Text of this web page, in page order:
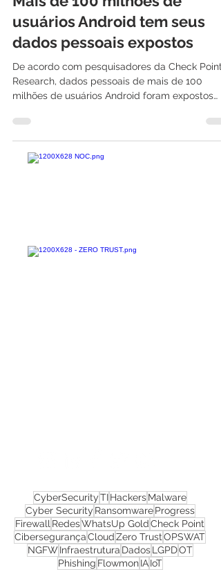
20 de mai. de 2021
2 min de leitura
Mais de 100 milhões de
usuários Android tem seus
dados pessoais expostos
De acordo com pesquisadores da Check Point
devido a...
CyberSecurityTIHackersMalware
Cyber SecurityRansomwareProgress
FirewallRedesWhatsUp GoldCheck Point